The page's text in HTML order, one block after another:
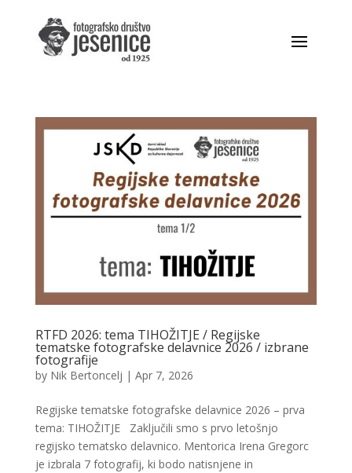
RTFD 2026: tema TIHOŽITJE / Regijske
tematske fotografske delavnice 2026 / izbrane
fotografije
by Nik Bertoncelj | Apr 7, 2026
Regijske tematske fotografske delavnice 2026 – prva
tema: TIHOŽITJE Zaključili smo s prvo letošnjo
regijsko tematsko delavnico. Mentorica Irena Gregorc
je izbrala 7 fotografij, ki bodo natisnjene in